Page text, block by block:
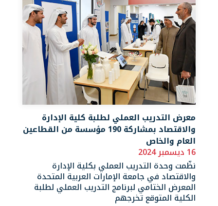
معرض التدريب العملي لطلبة كلية الإدارة
والاقتصاد بمشاركة 190 مؤسسة من القطاعين
العام والخاص
16 ديسمبر 2024
نظّمت وحدة التدريب العملي بكلية الإدارة
والاقتصاد في جامعة الإمارات العربية المتحدة
المعرض الختامي لبرنامج التدريب العملي لطلبة
الكلية المتوقع تخرجهم